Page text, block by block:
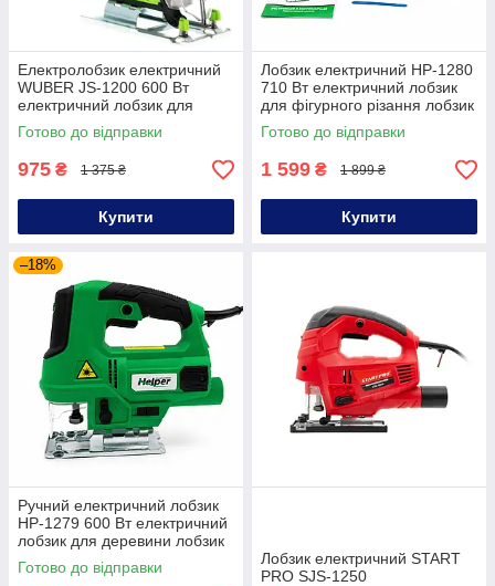
Електролобзик електричний
WUBER JS-1200 600 Вт
електричний лобзик для
фігурного різання
Готово до відправки
975 ₴ 1 375 ₴
Купити
Лобзик електричний HP-1280
710 Вт електричний лобзик
для фігурного різання лобзик
для оздоблювальних робіт
Готово до відправки
1 599 ₴ 1 899 ₴
Купити
–18%
Ручний електричний лобзик
HP-1279 600 Вт електричний
лобзик для деревини лобзик
з регулюванням швидкості
Готово до відправки
Лобзик електричний START
PRO SJS-1250